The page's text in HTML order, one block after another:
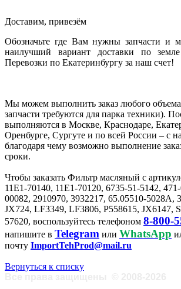
Доставим, привезём
Обозначьте где Вам нужны запчасти и
наилучший вариант доставки по
Перевозки по Екатеринбургу за наш счет!
Мы можем выполнить заказ любого
запчасти требуются для парка техники).
выполняются в Москве, Краснодаре,
Оренбурге, Сургуте и по всей России – с
благодаря чему возможно выполнение
сроки.
Чтобы заказать Фильтр масляный с
11E1-70140, 11E1-70120, 6735-51-5142,
00082, 2910970, 3932217, 65.05510-5028A,
JX724, LF3349, LF3806, P558615, JX6147,
57620, воспользуйтесь телефоном 8-800-
напишите в Telegram или WhatsApp
почту ImportTehProd@mail.ru
Вернуться к списку